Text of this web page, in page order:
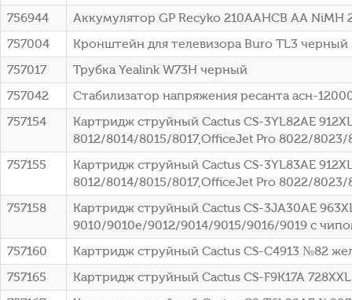
756944
Аккумулятор GP Recyko 210AAHCB AA NiMH
757004
Кронштейн для телевизора Buro TL3 черный
757017
Трубка Yealink W73H черный
757042
Стабилизатор напряжения ресанта асн-
757154
Картридж струйный Cactus CS-3YL82AE
8012/8014/8015/8017,OfficeJet Pro 8022/
757155
Картридж струйный Cactus CS-3YL83AE
8012/8014/8015/8017,OfficeJet Pro 8022/
757158
Картридж струйный Cactus CS-3JA30AE
9010/9010e/9012/9014/9015/9016/9019 с
757160
Картридж струйный Cactus CS-C4913 №82
757165
Картридж струйный Cactus CS-F9K17A